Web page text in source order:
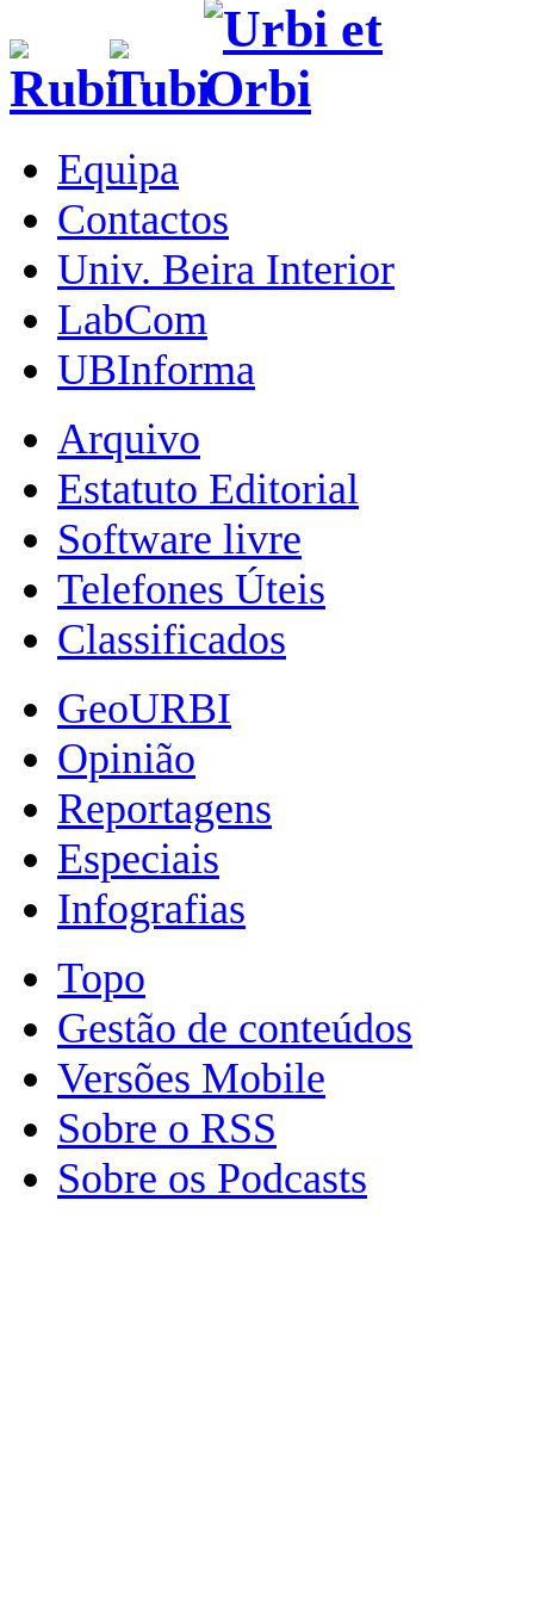
Equipa
Contactos
Univ. Beira Interior
LabCom
UBInforma
Arquivo
Estatuto Editorial
Software livre
Telefones Úteis
Classificados
GeoURBI
Opinião
Reportagens
Especiais
Infografias
Topo
Gestão de conteúdos
Versões Mobile
Sobre o RSS
Sobre os Podcasts